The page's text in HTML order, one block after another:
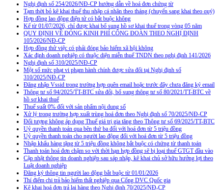
Nghị định số 254/2026/NĐ-CP hướng dẫn về hoá đơn chứng từ
Tạm thời bỏ kê khai thuế thu nhập cá nhân theo tháng (chuyển sang khai theo quý)
Hợp đồng lao động điện tử có bắt buộc không
Kể từ 01/07/2026, chỉ được khai bổ sung hồ sơ khai thuế trong vòng 05 năm
QUY ĐỊNH VỀ ĐÓNG KINH PHÍ CÔNG ĐOÀN THEO NGHỊ ĐỊNH
105/2026/NĐ-CP
Hợp đồng thử việc có phải đóng bảo hiểm xã hội không
Xác định doanh nghiệp có thuộc diện miễn thuế TNDN theo nghị định 141/2026
Nghị định số 310/2025/NĐ-CP
Một số mức phạt vi phạm hành chính được sửa đổi tại Nghị định số
310/2025/NĐ-CP
Đăng nhập Vssid trong trường hợp quên email hoặc trước đây chưa đăng ký email
Thông tư số 94/2025/TT-BTC sửa đổi, bổ sung thông tư số 80/2021/TT-BTC về
hồ sơ khai thuế
Thuế suất 0% đối với sản phẩm nội dung số
Xử lý trong trường hợp xuất trùng hoá đơn theo Nghị định số 70/2025/NĐ-CP
Đối tượng không áp dụng Thuế giá trị gia tăng theo Thông tư số 69/2025/TT-BTC
Uỷ quyền thanh toán qua bên thứ ba đối với hoá đơn từ 5 triệu đồng
Uỷ quyền thanh toán cho người lao động đối với hoá đơn từ 5 triệu đồng
Nhập khẩu hàng tặng từ 5 triệu đồng không bắt buộc có chứng từ thanh toán
Thanh toán hoá đơn chậm so với thời hạn hợp đồng sẽ bị loại thuế GTGT đầu vào
Cập nhật thông tin doanh nghiệp sau sáp nhập, kê khai chủ sở hữu hưởng lợi theo
Luật doanh nghiệp
Đăng ký thông tin người lao động bắt buộc từ 01/01/2026
Thí điểm chi trả bảo hiểm thất nghiệp qua Cổng DVC Quốc gia
Kê khai hoá đơn trả lại hàng theo Nghị định 70/2025/NĐ-CP